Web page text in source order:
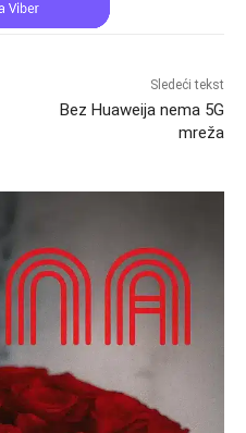
Sledeći tekst
Bez Huaweija nema 5G
mreža